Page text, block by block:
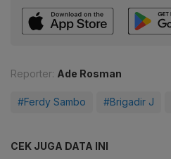
Reporter: Ade Rosman
#Ferdy Sambo #Brigadir J
CEK JUGA DATA INI